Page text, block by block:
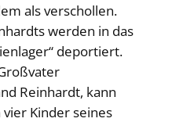
als verschollen.
werden in das
deportiert.
Reinhardt, kann
Kinder seines